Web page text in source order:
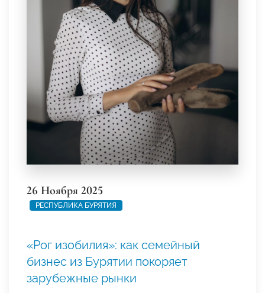
26 Ноября 2025
РЕСПУБЛИКА БУРЯТИЯ
«Рог изобилия»: как семейный
бизнес из Бурятии покоряет
зарубежные рынки